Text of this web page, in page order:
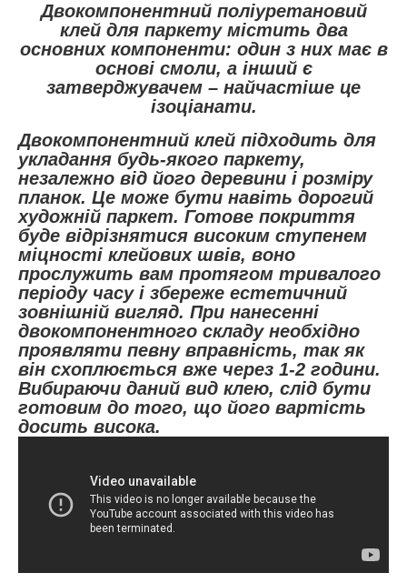
Двокомпонентний поліуретановий
клей для паркету містить два
основних компоненти: один з них має в
основі смоли, а інший є
затверджувачем – найчастіше це
ізоціанати.
Двокомпонентний клей підходить для
укладання будь-якого паркету,
незалежно від його деревини і розміру
планок. Це може бути навіть дорогий
художній паркет. Готове покриття
буде відрізнятися високим ступенем
міцності клейових швів, воно
прослужить вам протягом тривалого
періоду часу і збереже естетичний
зовнішній вигляд. При нанесенні
двокомпонентного складу необхідно
проявляти певну вправність, так як
він схоплюється вже через 1-2 години.
Вибираючи даний вид клею, слід бути
готовим до того, що його вартість
досить висока.